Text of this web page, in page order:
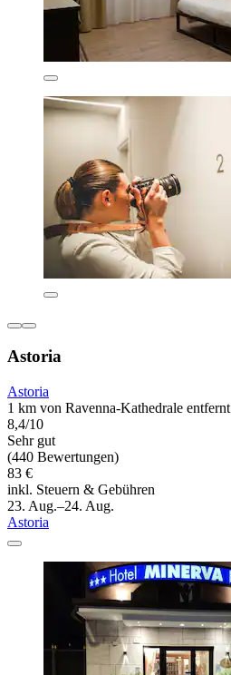
Astoria
Astoria
1 km von Ravenna-Kathedrale entfernt
8,4/10
Sehr gut
(440 Bewertungen)
83 €
inkl. Steuern & Gebühren
23. Aug.–24. Aug.
Astoria